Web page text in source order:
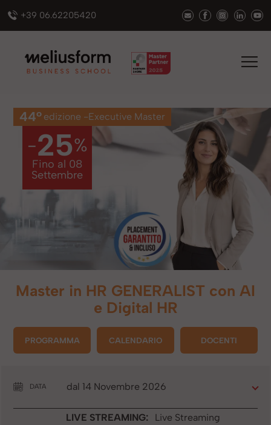
+39 06.62205420
44° edizione -Executive Master
Master in HR GENERALIST con AI
e Digital HR
PROGRAMMA CALENDARIO DOCENTI
DATA dal 14 Novembre 2026
LIVE STREAMING:
Live Streaming
-25%
Fino al 08
Settembre